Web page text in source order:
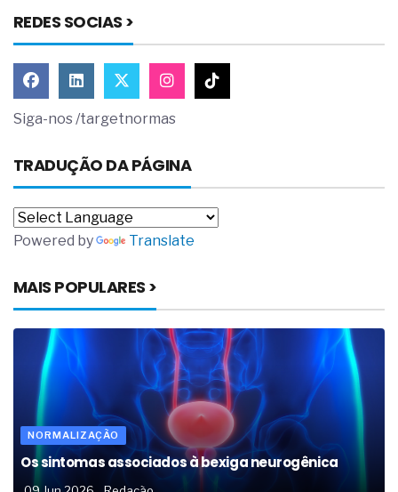
REDES SOCIAS >
Siga-nos /targetnormas
TRADUÇÃO DA PÁGINA
Powered by Translate
MAIS POPULARES >
NORMALIZAÇÃO
Os sintomas associados à bexiga neurogênica